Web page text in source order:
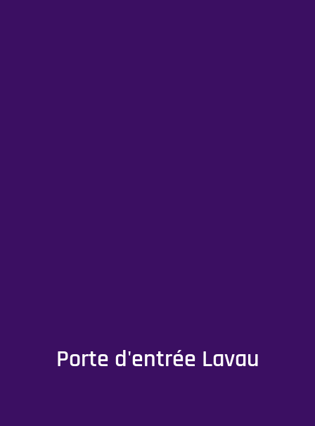
Porte d'entrée Lavau